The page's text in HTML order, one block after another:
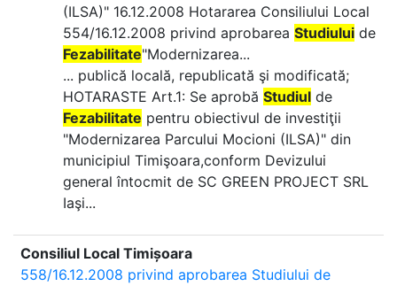
(ILSA)" 16.12.2008 Hotararea Consiliului Local
554/16.12.2008 privind aprobarea Studiului de
Fezabilitate"Modernizarea...
... publică locală, republicată şi modificată;
HOTARASTE Art.1: Se aprobă Studiul de
Fezabilitate pentru obiectivul de investiţii
"Modernizarea Parcului Mocioni (ILSA)" din
municipiul Timişoara,conform Devizului
general întocmit de SC GREEN PROJECT SRL
Iaşi...
Consiliul Local Timișoara
558/16.12.2008 privind aprobarea Studiului de